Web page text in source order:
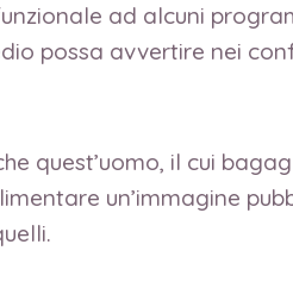
ad alcuni
possa avvertire nei
quest’uomo, il cui
un’immagine